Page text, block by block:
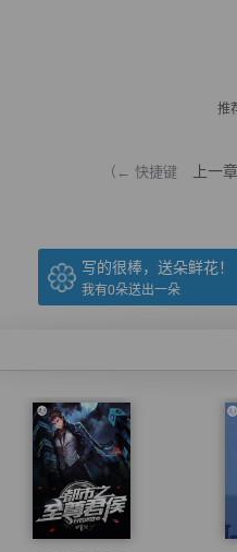
推
（← 快捷键 上一章
写的很棒，送朵鲜花！
我有0朵送出一朵